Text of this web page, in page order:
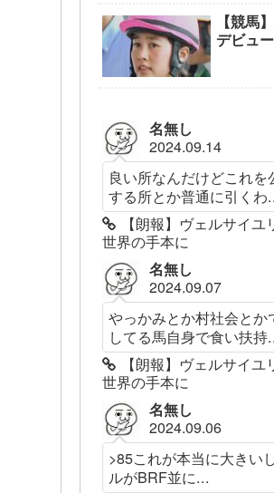
【競馬
デビュ
名無し
2024.09.14
良い所なんだけどこれを
する所とか普通に引くわ
【朗報】ヴェルサイユ
世界の手本に
名無し
2024.09.07
やっかみとか村社会とか
してる馬自身で食い扶持
【朗報】ヴェルサイユ
世界の手本に
名無し
2024.09.06
>85これが本当に大きい
ルがBRF並に...